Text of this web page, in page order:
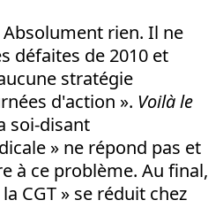
rien. Il ne
défaites de 2010 et
stratégie
d'action ». Voilà le
soi-disant
» ne répond pas et
à ce problème. Au final,
CGT » se réduit chez